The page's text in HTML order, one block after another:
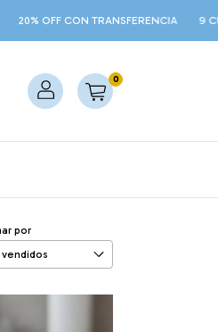
CON TRANSFERENCIA 9 CUOTAS
0
por